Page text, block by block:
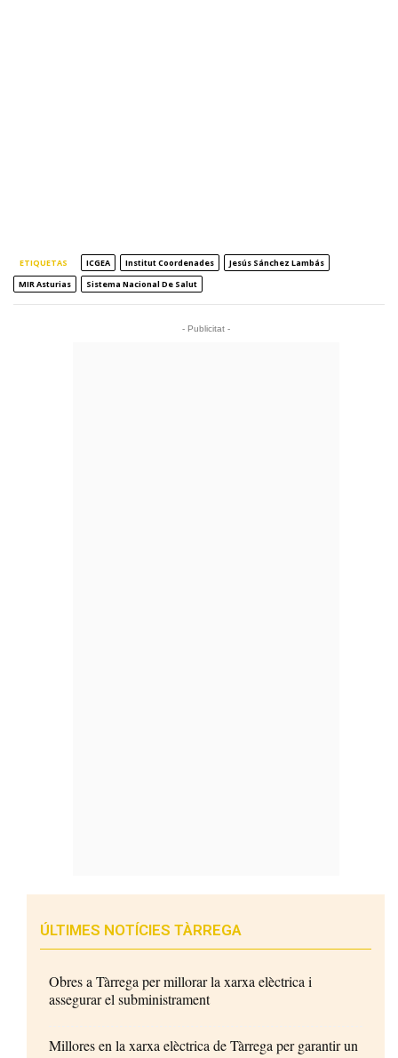
ETIQUETAS ICGEA Institut Coordenades
Jesús Sánchez Lambás
MIR Asturias
Sistema Nacional De Salut
- Publicitat -
ÚLTIMES NOTÍCIES TÀRREGA
Obres a Tàrrega per millorar la xarxa elèctrica i
assegurar el subministrament
Millores en la xarxa elèctrica de Tàrrega per garantir un